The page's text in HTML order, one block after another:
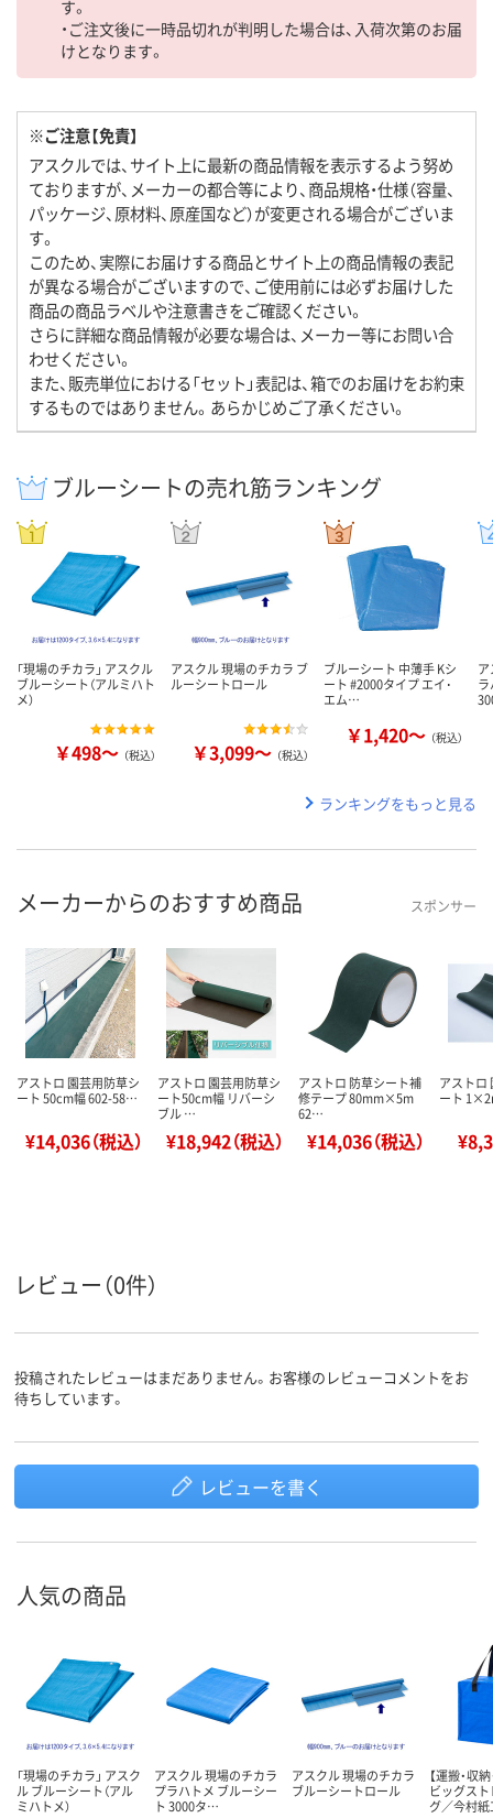
す。
・ご注文後に一時品切れが判明した場合は、入荷次第のお届
けとなります。
※ご注意【免責】
アスクルでは、サイト上に最新の商品情報を表示するよう努め
ておりますが、メーカーの都合等により、商品規格・仕様（容量、
パッケージ、原材料、原産国など）が変更される場合がございま
す。
このため、実際にお届けする商品とサイト上の商品情報の表記
が異なる場合がございますので、ご使用前には必ずお届けした
商品の商品ラベルや注意書きをご確認ください。
さらに詳細な商品情報が必要な場合は、メーカー等にお問い合
わせください。
また、販売単位における「セット」表記は、箱でのお届けをお約束
するものではありません。あらかじめご了承ください。
ブルーシートの売れ筋ランキング
「現場のチカラ」 アスクル
ブルーシート（アルミハト
メ）
￥498～ （税込）
アスクル 現場のチカラ ブ
ルーシートロール
￥3,099～ （税込）
ブルーシート 中薄手 Kシ
ート #2000タイプ エイ･
エム…
￥1,420～ （税込）
ランキングをもっと見る
メーカーからのおすすめ商品 スポンサー
アストロ 園芸用防草シ
ート 50cm幅 602-58…
¥14,036（税込）
アストロ 園芸用防草シ
ート50cm幅 リバーシ
ブル …
¥18,942（税込）
アストロ 防草シート補
修テープ 80mm×5m
62…
¥14,036（税込）
アストロ
ート
レビュー（0件）
投稿されたレビューはまだありません。お客様のレビューコメントをお
待ちしています。
レビューを書く
人気の商品
「現場のチカラ」 アスク
ル ブルーシート（アル
ミハトメ）
アスクル 現場のチカラ
プラハトメ ブルーシー
ト 3000タ…
アスクル 現場のチカラ
ブルーシートロール
【運搬・収
ビッグス
グ／今村紙